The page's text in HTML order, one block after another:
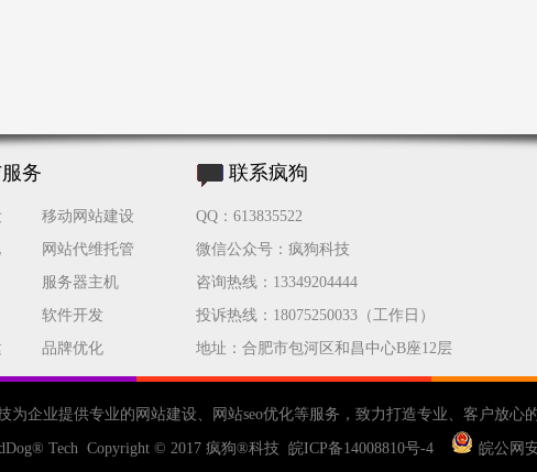
务
移动网站建设
网站代维托管
服务器主机
软件开发
品牌优化
联系疯狗
QQ：613835522
微信公众号：疯狗科技
咨询热线：13349204444
投诉热线：18075250033（工作日）
地址：合肥市包河区和昌中心B座12层
为企业提供专业的 网站建设 、 网站seo优化等服务，致力打造专业、客户放心
® Tech Copyright © 2017 疯狗®科技 皖ICP备14008810号-4
皖公网